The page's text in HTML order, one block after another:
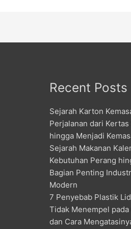
Recent Posts
Sejarah Karton
Perjalanan dari
hingga Menjadi
Sejarah Makanan
Kebutuhan Perang
Bagian Penting
Modern
7 Penyebab Plastik
Tidak Menempel pada
dan Cara